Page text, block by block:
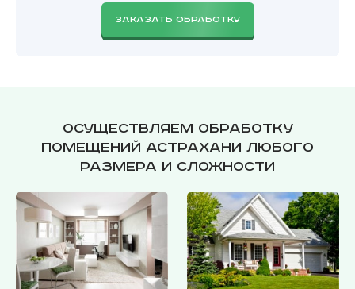
ЗАКАЗАТЬ ОБРАБОТКУ
Осуществляем обработку
помещений Астрахани любого
размера и сложности